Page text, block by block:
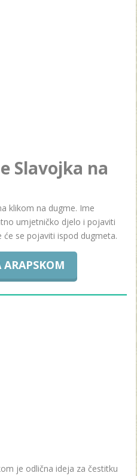
Slavojka na
klikom na dugme. Ime
umjetničko djelo i pojaviti
se pojaviti ispod dugmeta.
je odlična ideja za čestitku